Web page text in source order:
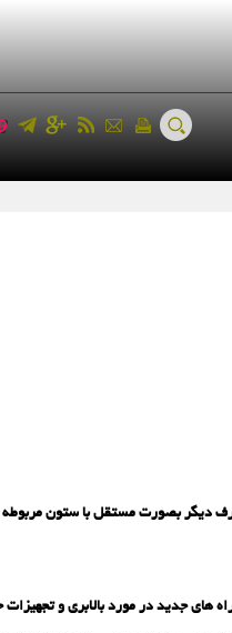
دیگر بصورت مستقل با ستون مربوطه
های جدید در مورد بالابری و